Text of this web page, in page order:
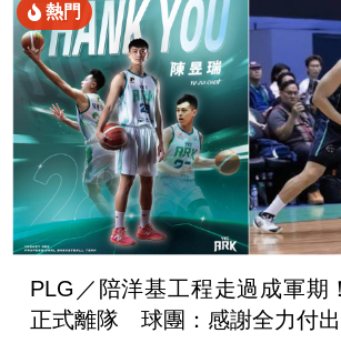
熱門
PLG／陪洋基工程走過成軍期
正式離隊 球團：感謝全力付